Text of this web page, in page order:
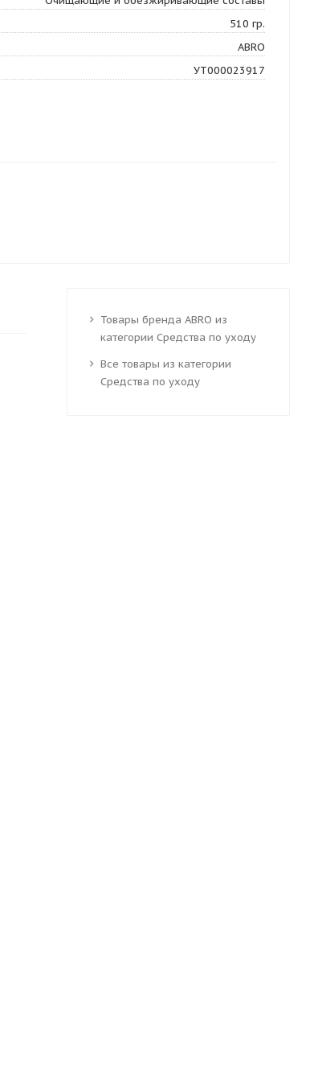
510 гр.
ABRO
УТ000023917
Товары бренда ABRO из
категории Средства по уходу
Все товары из категории
Средства по уходу